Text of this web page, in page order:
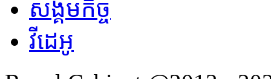
ព្រះរាជសារផ្ញើជូន ឯកឧត្តម
សាធារណរដ្ឋឆេក
សង្គមកិច្ច
វីដេអូ